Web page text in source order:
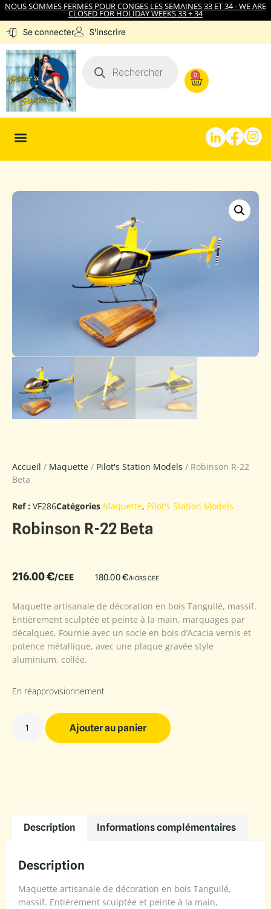
NOUS SOMMES FERMES POUR CONGES LES SEMAINES 33 ET 34 - WE ARE
CLOSED FOR HOLIDAY WEEKS 33 + 34
Se connecter S'inscrire
0
Accueil / Maquette / Pilot's Station Models / Robinson R-22
Beta
Ref : VF286Catégories Maquette, Pilot's Station Models
Robinson R-22 Beta
216.00€/CEE 180.00€/HORS CEE
Maquette artisanale de décoration en bois Tanguilé, massif.
Entièrement sculptée et peinte à la main, marquages par
décalques. Fournie avec un socle en bois d’Acacia vernis et
potence métallique, avec une plaque gravée style
aluminium, collée.
En réapprovisionnement
Ajouter au panier
Description Informations complémentaires
Description
Maquette artisanale de décoration en bois Tanguilé,
massif. Entièrement sculptée et peinte à la main,